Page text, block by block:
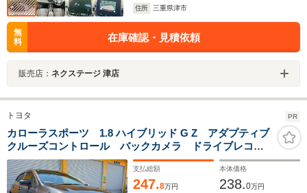
住所
三重県津市
無
料
在庫確認・見積依頼
販売店： ネクステージ 津店
トヨタ PR
カローラスポーツ 1.8 ハイブリッド G Z アダプティブ
クルーズコントロール バックカメラ ドライブレコー
ダー シート・ステアリングヒーター ETC ナビ
Bluetooth
支払総額
247.8万円
本体価格
238.0万円